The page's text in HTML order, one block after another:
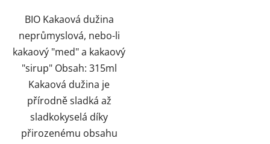
BIO Kakaová dužina
neprůmyslová, nebo-li
kakaový "med" a kakaový
"sirup" Obsah: 315ml
Kakaová dužina je
přírodně sladká až
sladkokyselá díky
přirozenému obsahu